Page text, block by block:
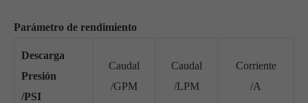
Parámetro de rendimiento
Descarga
Presión
/PSI
Caudal
/GPM
Caudal
/LPM
Corriente
/A